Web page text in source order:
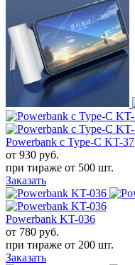
Powerbank с Type-C KT-37
от 930 руб.
при тираже от 500 шт.
Заказать
Powerbank KT-036
от 780 руб.
при тираже от 200 шт.
Заказать